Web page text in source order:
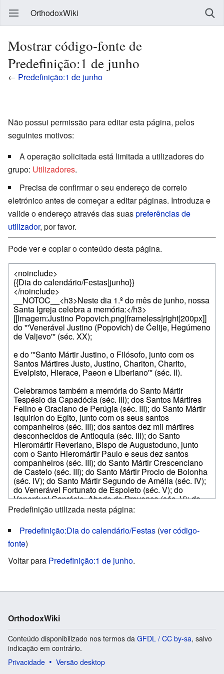
OrthodoxWiki
Mostrar código-fonte de
Predefinição:1 de junho
← Predefinição:1 de junho
Não possui permissão para editar esta página, pelos
seguintes motivos:
A operação solicitada está limitada a utilizadores do
grupo: Utilizadores.
Precisa de confirmar o seu endereço de correio
eletrónico antes de começar a editar páginas. Introduza e
valide o endereço através das suaspreferências de
utilizador, por favor.
Pode ver e copiar o conteúdo desta página.
Predefinição utilizada nesta página:
Predefinição:Dia do calendário/Festas (ver código-
fonte)
Voltar para Predefinição:1 de junho.
OrthodoxWiki
Conteúdo disponibilizado nos termos da GFDL / CC by-sa, salvo
indicação em contrário.
Privacidade
Versão desktop